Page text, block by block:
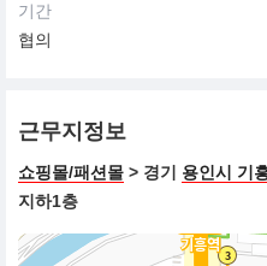
기간
협의
근무지정보
쇼핑몰/패션몰 > 경기 용인시 기
지하1층